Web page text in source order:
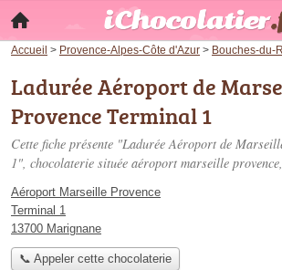
Accueil > Provence-Alpes-Côte d'Azur > Bouches-du-
Ladurée Aéroport de
Provence Terminal 1
Cette fiche présente "Ladurée Aéroport de
1", chocolaterie située aéroport marseille provence
Aéroport Marseille Provence
Terminal 1
13700 Marignane
📞 Appeler cette chocolaterie